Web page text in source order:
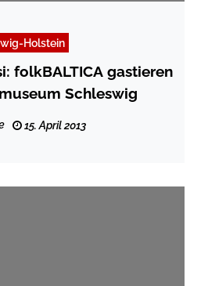
Holstein
folkBALTICA gastieren
Schleswig
15. April 2013